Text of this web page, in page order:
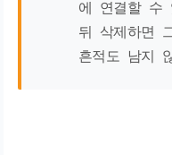
에 연결할 수
뒤 삭제하면
흔적도 남지